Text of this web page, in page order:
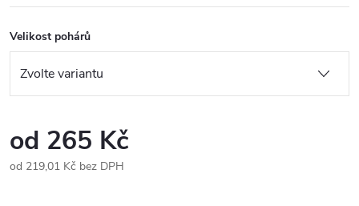
Velikost pohárů
od 265 Kč
od 219,01 Kč bez DPH